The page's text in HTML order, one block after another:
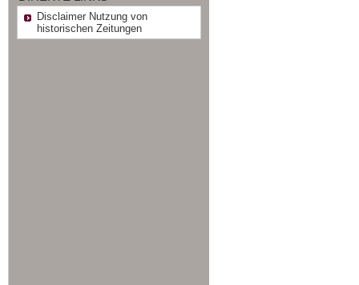
Disclaimer Nutzung von
historischen Zeitungen